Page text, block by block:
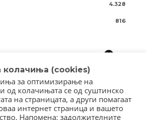
4.328
816
колачиња (cookies)
за оптимизирање на
од колачињата се од суштинско
на страницата, а други помагаат
интернет страница и вашето
Напомена: задолжителните